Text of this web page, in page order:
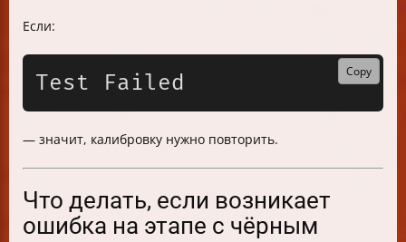
Если:
Copy
— значит, калибровку нужно повторить.
Что делать, если возникает
ошибка на этапе с чёрным